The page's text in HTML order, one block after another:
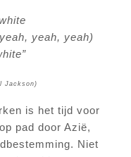
yeah, yeah)
Jackson)
is het tijd voor
pad door Azië,
Niet